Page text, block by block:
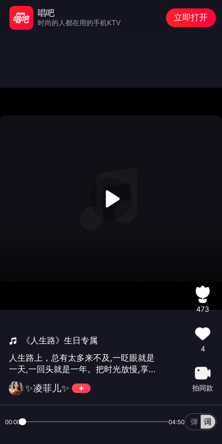
《人生路》生日专属
人生路上，总有太多来不及,一眨眼就是
一天,一回头就是一年。把时光放慢,享受
片刻的宁静、温暖。或许人生的完美,不
在于看透万千风景,而在于心中常有朗月
清风。一首人生路送给亲爱的朋们，祝
进，幸福安康。也㊗ 自己生日快乐幸福
✨凌菲儿✨
473
4
拍同款
00:00 04:50
唱吧
时尚的人都在用的手机KTV
立即打开